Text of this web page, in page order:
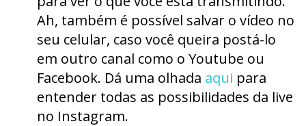
Ah, também é possível salvar o vídeo no
seu celular, caso você queira postá-lo
em outro canal como o Youtube ou
Facebook. Dá uma olhada aqui para
entender todas as possibilidades da live
no Instagram.